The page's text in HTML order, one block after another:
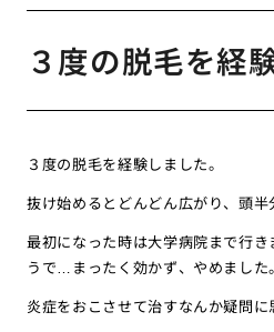
３度の脱毛を経
３度の脱毛を経験しました。
抜け始めるとどんどん広がり、頭半
最初になった時は大学病院まで行
うで…まったく効かず、やめました。
炎症をおこさせて治すなんか疑問に